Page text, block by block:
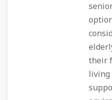
their
living